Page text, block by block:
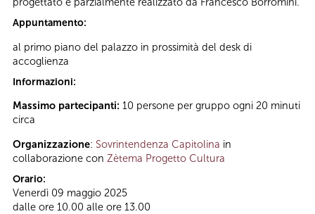
Appuntamento:
al primo piano del palazzo in prossimità del desk di
accoglienza
Informazioni:
Massimo partecipanti: 10 persone per gruppo ogni 20 minuti
circa
Organizzazione: Sovrintendenza Capitolina in
collaborazione con Zètema Progetto Cultura
Orario:
Venerdì 09 maggio 2025
dalle ore 10.00 alle ore 13.00